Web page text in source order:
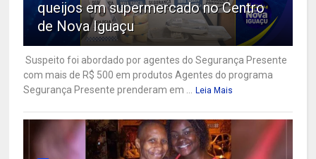
queijos em supermercado no Centro
de Nova Iguaçu
Suspeito foi abordado por agentes do Segurança Presente
com mais de R$ 500 em produtos Agentes do programa
Segurança Presente prenderam em ...
Leia Mais